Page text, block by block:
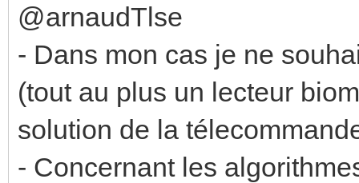
@arnaudTlse
- Dans mon cas je ne
(tout au plus un lecteur
solution de la
- Concernant les